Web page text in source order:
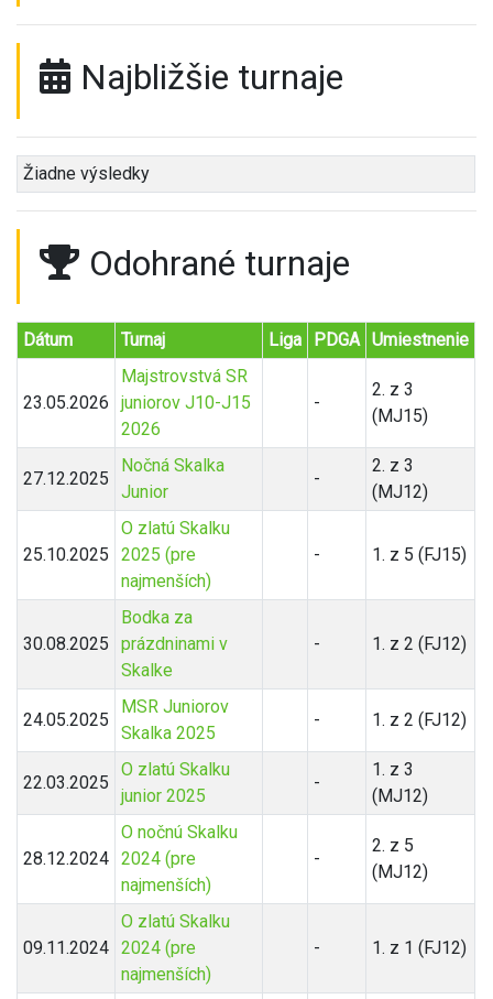
Najbližšie turnaje
Žiadne výsledky
Odohrané turnaje
Dátum Turnaj Liga PDGA Umiestnenie
23.05.2026
Majstrovstvá SR
juniorov J10-J15
2026
-
2. z 3
(MJ15)
27.12.2025
Nočná Skalka
Junior
-
2. z 3
(MJ12)
25.10.2025
O zlatú Skalku
2025 (pre
najmenších)
- 1. z 5 (FJ15)
30.08.2025
Bodka za
prázdninami v
Skalke
- 1. z 2 (FJ12)
24.05.2025
MSR Juniorov
Skalka 2025
- 1. z 2 (FJ12)
22.03.2025
O zlatú Skalku
junior 2025
-
1. z 3
(MJ12)
28.12.2024
O nočnú Skalku
2024 (pre
najmenších)
-
2. z 5
(MJ12)
09.11.2024
O zlatú Skalku
2024 (pre
najmenších)
- 1. z 1 (FJ12)